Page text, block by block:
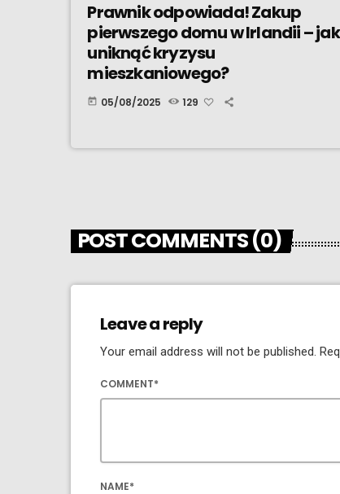
Prawnik odpowiada! Zakup
pierwszego domu w Irlandii – jak
uniknąć kryzysu
mieszkaniowego?
today 05/08/2025 129
POST COMMENTS (0)
Leave a reply
Your email address will not be published.
COMMENT*
NAME*